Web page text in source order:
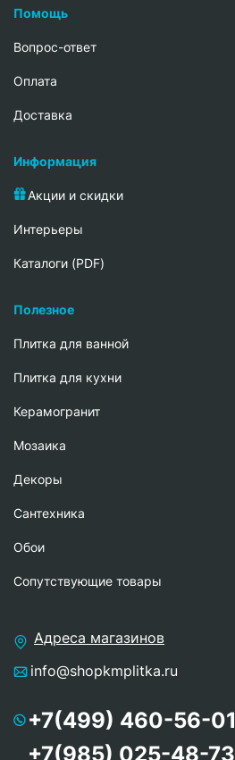
Помощь
Вопрос-ответ
Oплата
Доставка
Информация
Акции и скидки
Интерьеры
Каталоги (PDF)
Полезное
Плитка для ванной
Плитка для кухни
Керамогранит
Мозаика
Декоры
Сантехника
Обои
Сопутствующие товары
Адреса магазинов
info@shopkmplitka.ru
+7(499) 460-56-01
+7(985) 025-48-73